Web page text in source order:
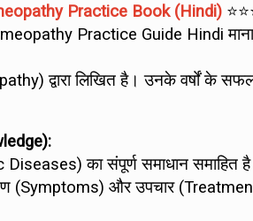
Practice Book (Hindi)
Practice Guide Hindi
द्वारा लिखित है। उनके वर्षों के
Diseases) का संपूर्ण समाधान समाहित
(Symptoms) और उपचार